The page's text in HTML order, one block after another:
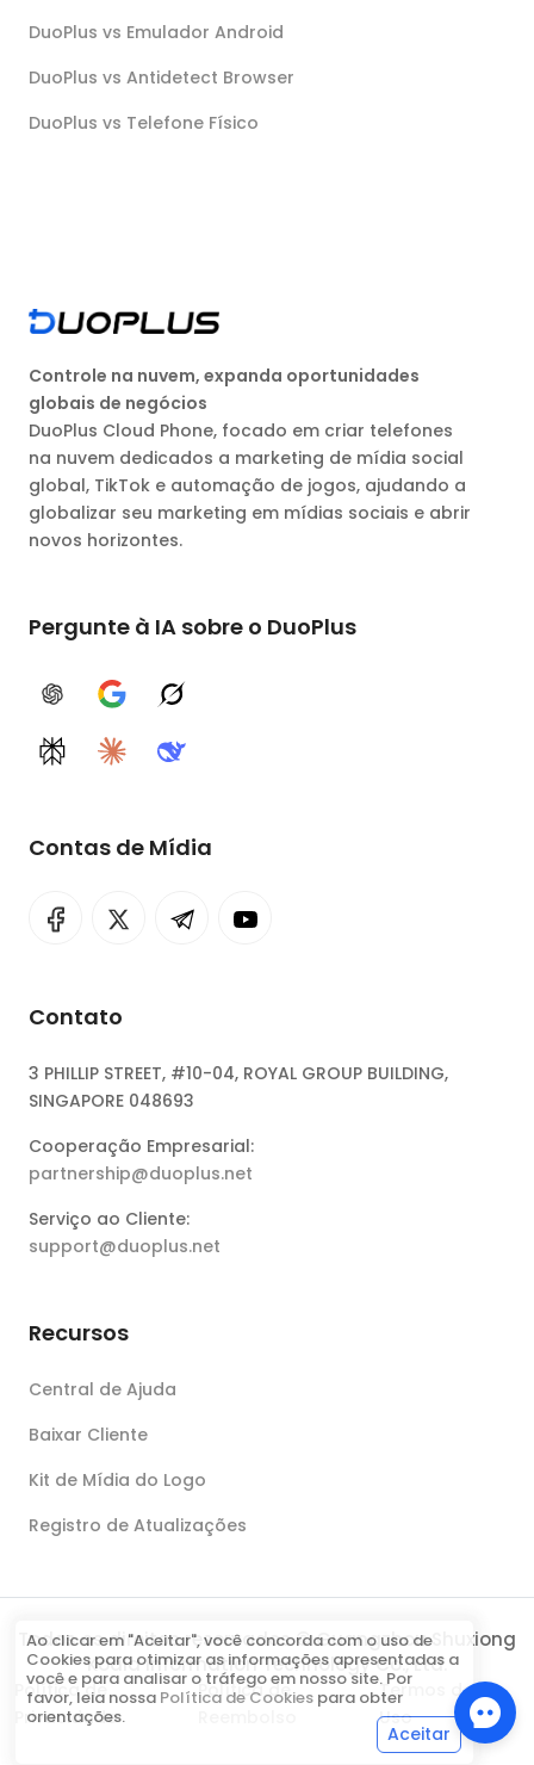
DuoPlus vs Emulador Android
DuoPlus vs Antidetect Browser
DuoPlus vs Telefone Físico
Controle na nuvem, expanda oportunidades
globais de negócios
DuoPlus Cloud Phone, focado em criar telefones
na nuvem dedicados a marketing de mídia social
global, TikTok e automação de jogos, ajudando a
globalizar seu marketing em mídias sociais e abrir
novos horizontes.
Pergunte à IA sobre o DuoPlus
ChatGPTGoogle AIGrok
PerplexityClaudeDeepSeek
Contas de Mídia
Contato
3 PHILLIP STREET, #10-04, ROYAL GROUP BUILDING,
SINGAPORE 048693
Cooperação Empresarial:
partnership@duoplus.net
Serviço ao Cliente:
support@duoplus.net
Recursos
Central de Ajuda
Baixar Cliente
Kit de Mídia do Logo
Registro de Atualizações
Todos os direitos reservados © Guangzhou Shuxiong
Koala Information Technology Co., Ltd.
Política de
Privacidade
Política de
Termos de
Uso
Ao clicar em "Aceitar", você concorda com o uso de
Cookies para otimizar as informações apresentadas a
você e para analisar o tráfego em nosso site. Por
favor, leia nossa Política de Cookies para obter
orientações.
Aceitar